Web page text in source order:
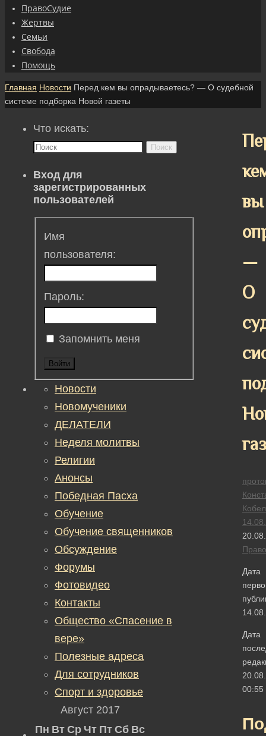
ПравоСудие
Жертвы
Семьи
Свобода
Помощь
Главная Новости Перед кем вы опрадываетесь? — О судебной
системе подборка Новой газеты
вы
—
О
Дата
Дата
00:55
Что искать:
Поиск
Вход для
зарегистрированных
пользователей
Имя
пользователя:
Пароль:
Запомнить меня
Войти
Новости
Новомученики
ДЕЛАТЕЛИ
Неделя молитвы
Религии
Анонсы
Победная Пасха
Обучение
Обучение священников
Обсуждение
Форумы
Фотовидео
Контакты
Общество «Спасение в
вере»
Полезные адреса
Для сотрудников
Спорт и здоровье
Август 2017
Пн Вт Ср Чт Пт Сб Вс